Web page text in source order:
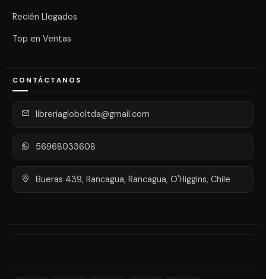
Recién Llegados
Top en Ventas
CONTÁCTANOS
libreriagloboltda@gmail.com
56968033608
Bueras 439, Rancagua, Rancagua, O'Higgins, Chile